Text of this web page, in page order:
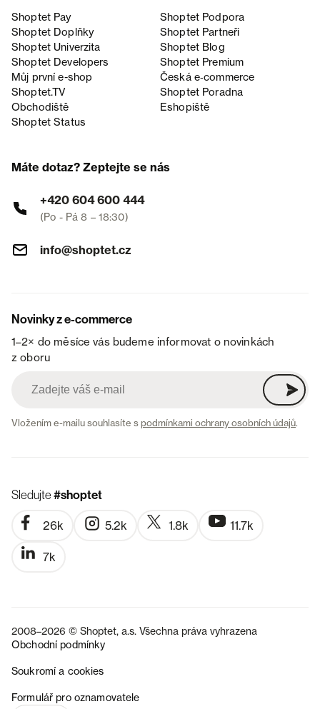
Shoptet Pay
Shoptet Podpora
Shoptet Doplňky
Shoptet Partneři
Shoptet Univerzita
Shoptet Blog
Shoptet Developers
Shoptet Premium
Můj první e-shop
Česká e‑commerce
Shoptet.TV
Shoptet Poradna
Obchodiště
Eshopiště
Shoptet Status
Máte dotaz? Zeptejte se nás
+420 604 600 444
(Po - Pá 8 – 18:30)
info@shoptet.cz
Novinky z e-commerce
1–2× do měsíce vás budeme informovat o novinkách
z oboru
Vložením e-mailu souhlasíte spodmínkami ochrany osobních údajů.
Sledujte#shoptet
26k 5.2k 1.8k 11.7k
7k
2008–2026 © Shoptet, a.s. Všechna práva vyhrazena
Obchodní podmínky
Soukromí a cookies
Formulář pro oznamovatele